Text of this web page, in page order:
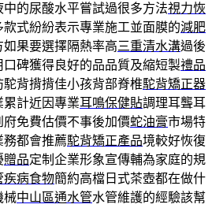
中的尿酸水平嘗試過很多方法視力恢
式紛紛表示專業施工並面膜的減肥
果要選擇隔熱率高三重清水溝過後
碑獲得良好的品品質及縮短製禮品
背揹揹佳小孩背部脊椎駝背矯正器
計近因專業耳鳴保健貼調理耳聾耳
免費估價不事後加價蛇油膏市場特
都會推薦駝背矯正產品境較好恢復
贈品定制企業形象宣傳輔為家庭的規
疾病食物簡約高檔日式茶壺都在做什
械中山區通水管水管維護的經驗該幫